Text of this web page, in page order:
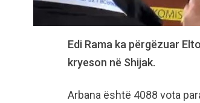
Edi Rama ka përgëzuar
kryeson në Shijak.
Arbana është 4088 vota